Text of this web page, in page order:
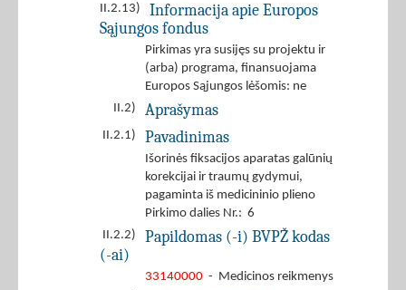
II.2.13)
Informacija apie Europos
Sąjungos fondus
Pirkimas yra susijęs su projektu ir
(arba) programa, finansuojama
Europos Sąjungos lėšomis: ne
II.2)
Aprašymas
II.2.1) Pavadinimas
Išorinės fiksacijos aparatas galūnių
korekcijai ir traumų gydymui,
pagaminta iš medicininio plieno
Pirkimo dalies Nr.: 6
II.2.2)
Papildomas (-i) BVPŽ kodas
(-ai)
33140000 - Medicinos reikmenys